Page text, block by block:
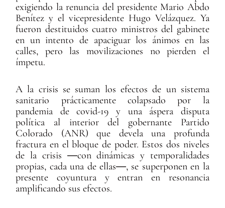
exigiendo la renuncia del presidente Mario Abdo
Benítez y el vicepresidente Hugo Velázquez. Ya
fueron destituidos cuatro ministros del gabinete
en un intento de apaciguar los ánimos en las
calles, pero las movilizaciones no pierden el
ímpetu.
A la crisis se suman los efectos de un sistema
sanitario prácticamente colapsado por la
pandemia de covid-19 y una áspera disputa
política al interior del gobernante Partido
Colorado (ANR) que devela una profunda
fractura en el bloque de poder. Estos dos niveles
de la crisis ―con dinámicas y temporalidades
propias, cada una de ellas―, se superponen en la
presente coyuntura y entran en resonancia
amplificando sus efectos.